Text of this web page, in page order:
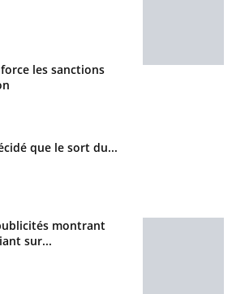
les sanctions
que le sort du...
montrant
sur...